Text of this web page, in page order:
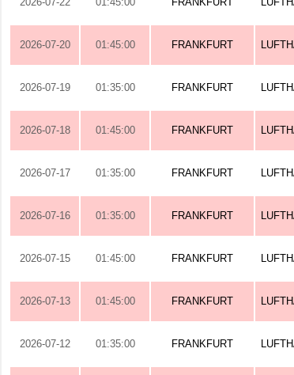
2026-07-20 01:45:00 FRANKFURT
2026-07-19 01:35:00 FRANKFURT
2026-07-18 01:45:00 FRANKFURT
2026-07-17 01:35:00 FRANKFURT
2026-07-16 01:35:00 FRANKFURT
2026-07-15 01:45:00 FRANKFURT
2026-07-13 01:45:00 FRANKFURT
2026-07-12 01:35:00 FRANKFURT